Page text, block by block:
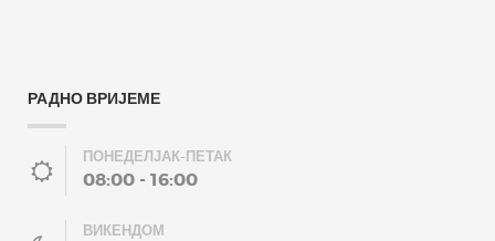
РАДНО ВРИЈЕМЕ
ПОНЕДЕЛЈАК-ПЕТАК
08:00 - 16:00
ВИКЕНДОМ